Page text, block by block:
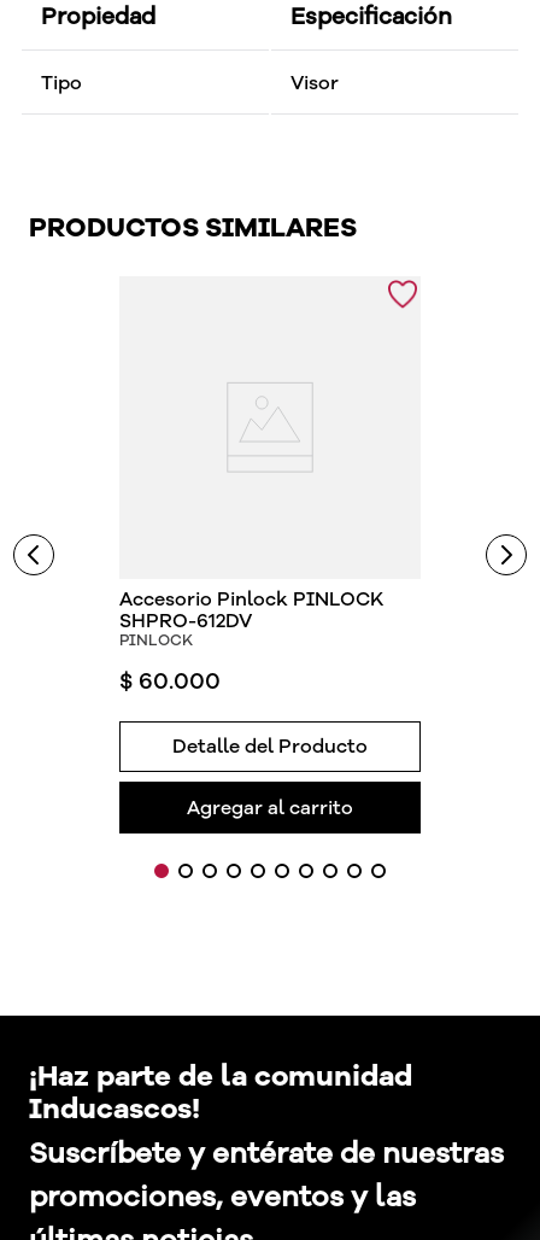
Propiedad Especificación
Tipo Visor
PRODUCTOS SIMILARES
Accesorio Pinlock PINLOCK
SHPRO-612DV
PINLOCK
$ 60.000
Detalle del Producto
Agregar al carrito
¡Haz parte de la comunidad
Inducascos!
Suscríbete y entérate de nuestras
promociones, eventos y las